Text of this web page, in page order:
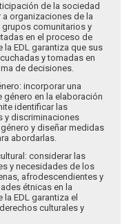
de la sociedad
a organizaciones de la
comunitarios y
en el proceso de
la EDL garantiza que sus
y tomadas en
de decisiones.
incorporar una
género en la elaboración
identificar las
y discriminaciones
y diseñar medidas
abordarlas.
considerar las
y necesidades de los
afrodescendientes y
étnicas en la
EDL garantiza el
culturales y